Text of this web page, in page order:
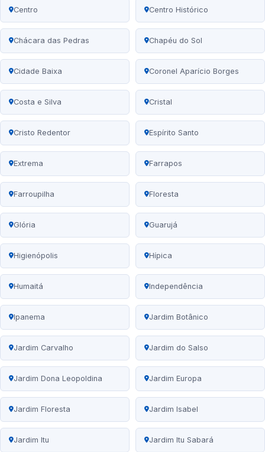
Centro Centro Histórico
Chácara das Pedras Chapéu do Sol
Cidade Baixa Coronel Aparício Borges
Costa e Silva Cristal
Cristo Redentor Espírito Santo
Extrema Farrapos
Farroupilha Floresta
Glória Guarujá
Higienópolis Hípica
Humaitá Independência
Ipanema Jardim Botânico
Jardim Carvalho Jardim do Salso
Jardim Dona Leopoldina Jardim Europa
Jardim Floresta Jardim Isabel
Jardim Itu Jardim Itu Sabará